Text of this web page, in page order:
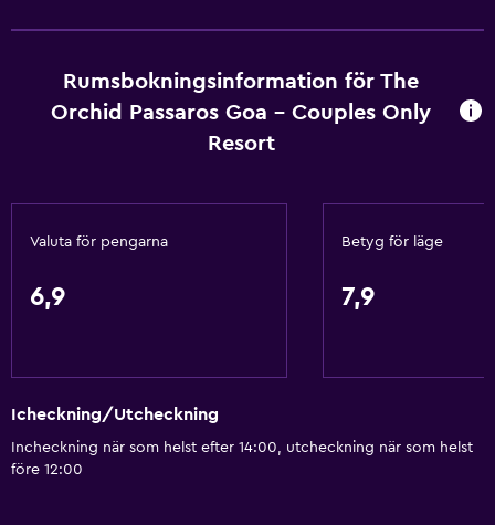
Papperskorgar
Balsam
Väckningsservice
Concierge-service
Vattenflaska
Rumsbokningsinformation för The
Orchid Passaros Goa - Couples Only
Resort
Valuta för pengarna
6,9
Betyg för läge
7,9
Icheckning/Utcheckning
Incheckning när som helst efter 14:00, utcheckning när som helst
före 12:00